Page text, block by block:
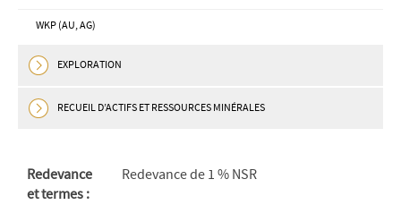
WKP (AU, AG)
EXPLORATION
RECUEIL D’ACTIFS ET RESSOURCES MINÉRALES
Redevance
et termes :
Redevance de 1 % NSR